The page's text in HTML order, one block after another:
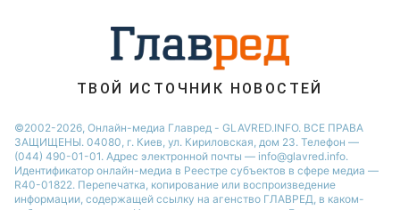
София Ротару
Ольга Сумская
ТВОЙ ИСТОЧНИК НОВОСТЕЙ
©2002-2026, Онлайн-медиа Главред - GLAVRED.INFO. ВСЕ ПРАВА
ЗАЩИЩЕНЫ. 04080, г. Киев, ул. Кириловская, дом 23. Телефон —
(044) 490-01-01. Адрес электронной почты — info@glavred.info.
Идентификатор онлайн-медиа в Реестре cубъектов в сфере медиа —
R40-01822. Перепечатка, копирование или воспроизведение
информации, содержащей ссылку на агенство ГЛАВРЕД, в каком-